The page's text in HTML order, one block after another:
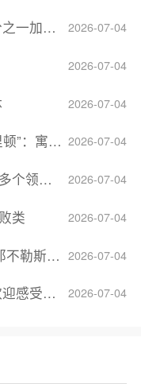
2026-07-04
经济压力
2026-07-04
2026-07-04
2026-07-04
俄精神力量
2026-07-04
“关键阶段”
2026-07-04
类
2026-07-04
席执行官
2026-07-04
真实中国